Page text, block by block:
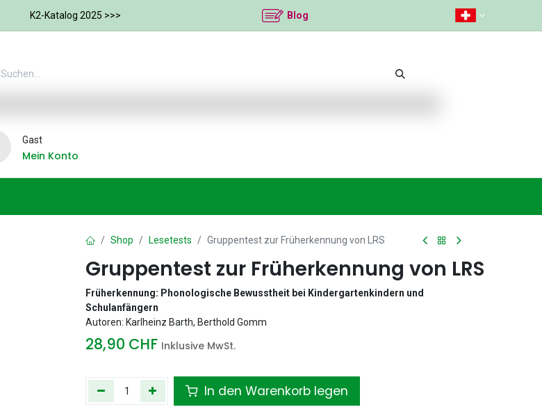
K2-Katalog 2025 >>> Blog
Gast
Mein Konto
Shop Lesetests Gruppentest zur Früherkennung von LRS
Gruppentest zur Früherkennung von LRS
Früherkennung: Phonologische Bewusstheit bei Kindergartenkindern und
Schulanfängern
Autoren: Karlheinz Barth, Berthold Gomm
28,90 CHF Inklusive MwSt.
In den Warenkorb legen